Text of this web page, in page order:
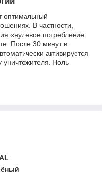
оптимальный
В частности,
«нулевое потребление
После 30 минут в
активируется
уничтожителя. Ноль